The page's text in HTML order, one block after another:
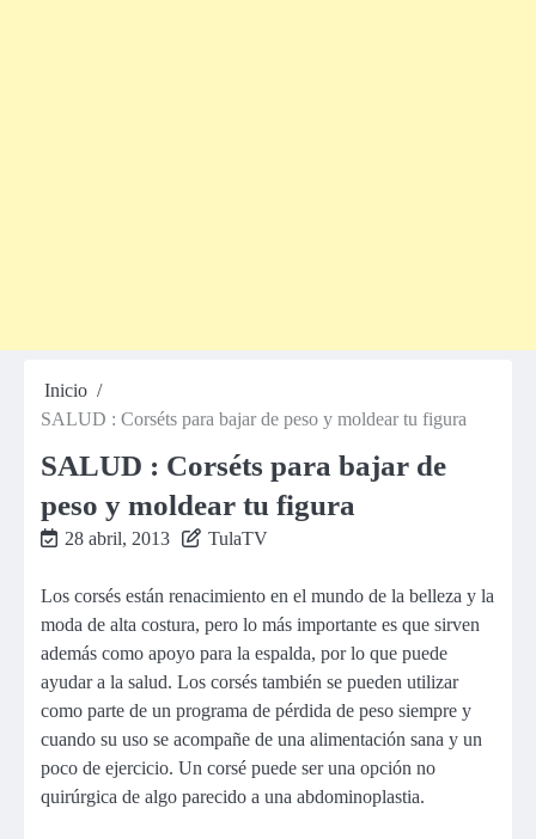
Inicio
SALUD : Corséts para bajar de peso y moldear tu figura
SALUD : Corséts para bajar de
peso y moldear tu figura
28 abril, 2013 TulaTV
Los corsés están renacimiento en el mundo de la belleza y la
moda de alta costura, pero lo más importante es que sirven
además como apoyo para la espalda, por lo que puede
ayudar a la salud. Los corsés también se pueden utilizar
como parte de un programa de pérdida de peso siempre y
cuando su uso se acompañe de una alimentación sana y un
poco de ejercicio. Un corsé puede ser una opción no
quirúrgica de algo parecido a una abdominoplastia.